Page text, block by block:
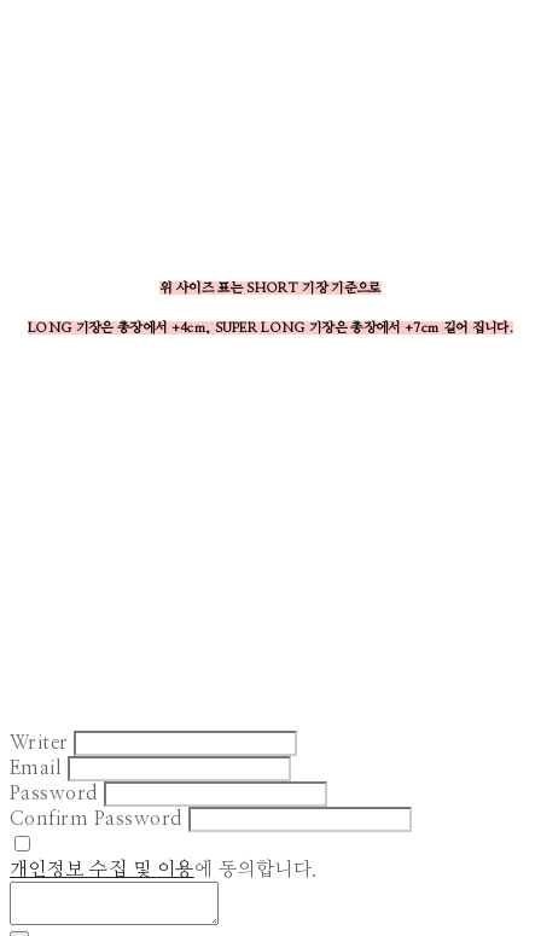
위 사이즈 표는 SHORT 기장 기준으로
LONG 기장은 총장에서 +4cm, SUPER LONG 기장은 총장에서 +7cm 길어 집니다.
Writer
Email
Password
Confirm Password
개인정보 수집 및 이용에 동의합니다.